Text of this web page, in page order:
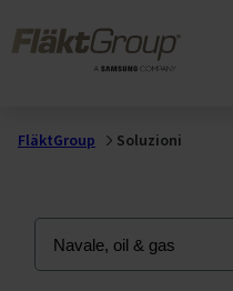
FläktGroup Soluzioni